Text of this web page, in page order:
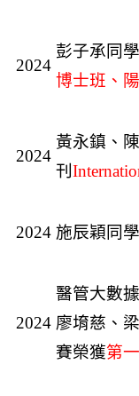
2024
彭子承同學
博士班、
2024
黃永鎮、
刊
2024 施辰穎同學
2024
醫管大數
廖堉慈、
賽榮獲第